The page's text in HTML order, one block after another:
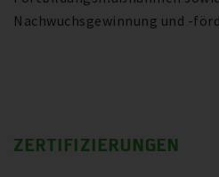
Nachwuchsgewinnung und -
ZERTIFIZIERUNGEN